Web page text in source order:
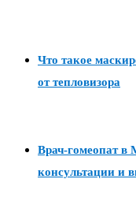
Что такое
от тепловизора
Врач-гомеопат в
консультации и